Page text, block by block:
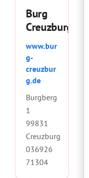
Burg
Creuzburg
www.bur
g-
creuzbur
g.de
Burgberg
1
99831
Creuzburg
036926
71304